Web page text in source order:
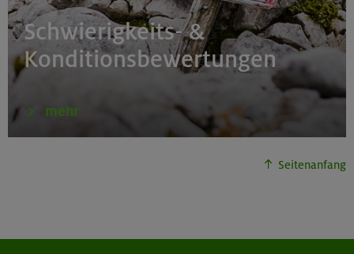
Schwierigkeits- &
Konditionsbewertungen
mehr
Seitenanfang